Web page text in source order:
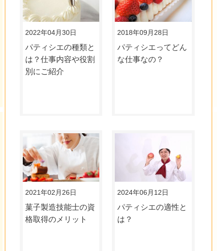
2022年04月30日
パティシエの種類と
は？仕事内容や役割
別にご紹介
2018年09月28日
パティシエってどん
な仕事なの？
2021年02月26日
菓子製造技能士の資
格取得のメリット
2024年06月12日
パティシエの適性と
は？